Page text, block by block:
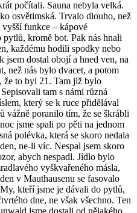
počítali. Sauna nebyla velká.
osvětimská. Trvalo dlouho, než
funkce – kápové
kromě bot. Pak nás hnali
každému hodili spodky nebo
jsem dostal obojí a hned ven, na
než nás bylo dvacet, a potom
že to byl 21. Tam již bylo
tam s námi různá
který se k ruce přidělával
vážně poranilo tím, že se škrábli
jsme spali po pěti na jednom
polévka, která se skoro nedala
ne-li víc. Nespal jsem skoro
abych nespadl. Jídlo bylo
vyškvařeného másla,
v Mauthausenu se fasovalo
kteří jsme je dávali do pytlů,
dne, ne však všechno. Ten
jsme dostali od nějakého